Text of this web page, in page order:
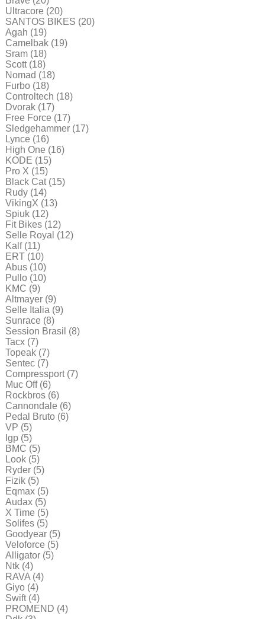
Ultracore (20)
SANTOS BIKES (20)
Agah (19)
Camelbak (19)
Sram (18)
Scott (18)
Nomad (18)
Furbo (18)
Controltech (18)
Dvorak (17)
Free Force (17)
Sledgehammer (17)
Lynce (16)
High One (16)
KODE (15)
Pro X (15)
Black Cat (15)
Rudy (14)
VikingX (13)
Spiuk (12)
Fit Bikes (12)
Selle Royal (12)
Kalf (11)
ERT (10)
Abus (10)
Pullo (10)
KMC (9)
Altmayer (9)
Selle Italia (9)
Sunrace (8)
Session Brasil (8)
Tacx (7)
Topeak (7)
Sentec (7)
Compressport (7)
Muc Off (6)
Rockbros (6)
Cannondale (6)
Pedal Bruto (6)
VP (5)
Igp (5)
BMC (5)
Look (5)
Ryder (5)
Fizik (5)
Eqmax (5)
Audax (5)
X Time (5)
Solifes (5)
Goodyear (5)
Veloforce (5)
Alligator (5)
Ntk (4)
RAVA (4)
Giyo (4)
Swift (4)
PROMEND (4)